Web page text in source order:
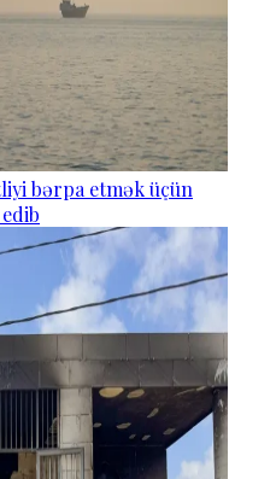
bərpa etmək üçün